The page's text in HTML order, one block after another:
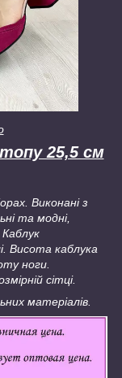
25,5 см
Виконані з
та модні,
Висота каблука
ноги.
сітці.
матеріалів.